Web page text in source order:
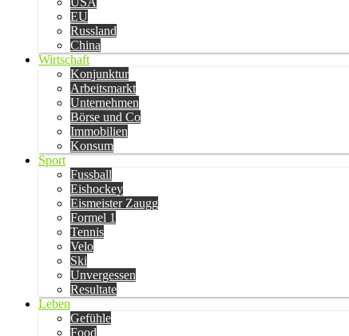
EU
Russland
China
Wirtschaft
Konjunktur
Arbeitsmarkt
Unternehmen
Börse und Co
Immobilien
Konsum
Sport
Fussball
Eishockey
Eismeister Zaugg
Formel 1
Tennis
Velo
Ski
Unvergessen
Resultate
Leben
Gefühle
Food